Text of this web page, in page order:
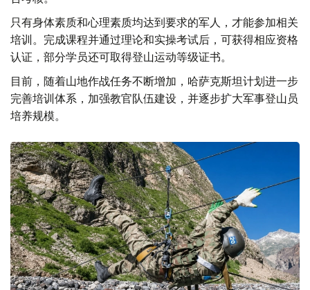
只有身体素质和心理素质均达到要求的军人，才能参加相关
培训。完成课程并通过理论和实操考试后，可获得相应资格
认证，部分学员还可取得登山运动等级证书。
目前，随着山地作战任务不断增加，哈萨克斯坦计划进一步
完善培训体系，加强教官队伍建设，并逐步扩大军事登山员
培养规模。